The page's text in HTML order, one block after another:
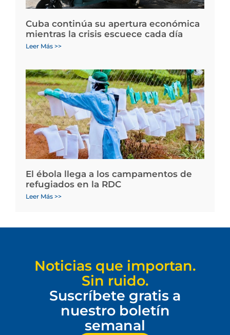
Cuba continúa su apertura económica
mientras la crisis escuece cada día
Leer Más >>
El ébola llega a los campamentos de
refugiados en la RDC
Leer Más >>
Noticias que importan.
Sin ruido.
Suscríbete gratis a
nuestro boletín
semanal